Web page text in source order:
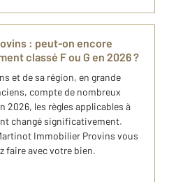
: peut-on encore
classé F ou G en 2026 ?
et de sa région, en grande
compte de nombreux
2026, les règles applicables à
changé significativement.
Immobilier Provins vous
faire avec votre bien.